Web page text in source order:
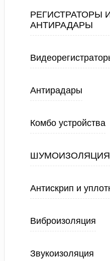
РЕГИСТРАТОРЫ
АНТИРАДАРЫ
Антирадары
Комбо устройства
ШУМОИЗОЛЯЦИЯ
Антискрип и
Виброизоляция
Звукоизоляция